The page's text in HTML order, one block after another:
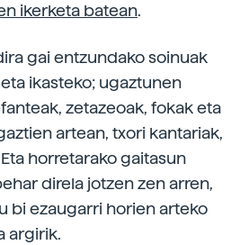
ikerketa batean.
gai entzundako soinuak
ikasteko; ugaztunen
zetazeoak, fokak eta
artean, txori kantariak,
horretarako gaitasun
direla jotzen zen arren,
bi ezaugarri horien arteko
argirik.